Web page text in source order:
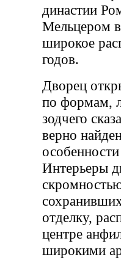
династии
Мельцером
широкое
годов.
Дворец
по формам,
зодчего
верно
Интерьеры
отделку,
центре
широкими